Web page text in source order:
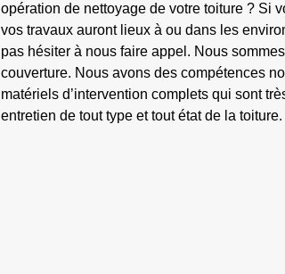
opération de nettoyage de votre toiture ? Si
vos travaux auront lieux à ou dans les
pas hésiter à nous faire appel. Nous
couverture. Nous avons des compétences
matériels d’intervention complets qui sont
entretien de tout type et tout état de la toiture.